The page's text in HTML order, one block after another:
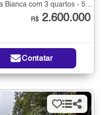
Sobrado à Venda no Jardim Virginia Bianca com 3 quartos - 562 m²
R$ 2.600.000
Contatar